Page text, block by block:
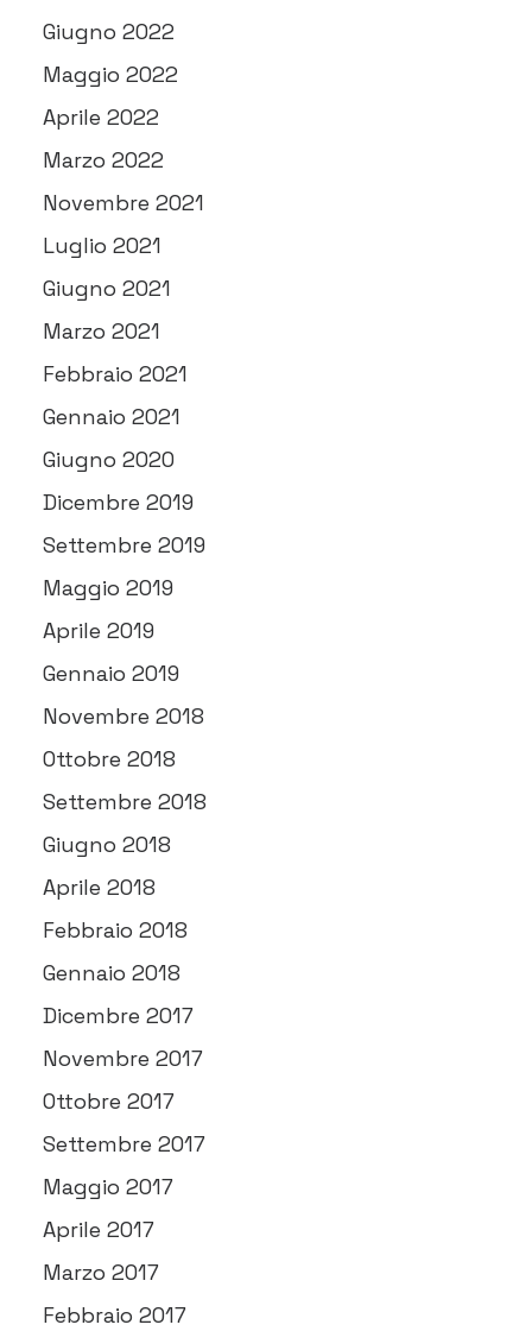
Giugno 2022
Maggio 2022
Aprile 2022
Marzo 2022
Novembre 2021
Luglio 2021
Giugno 2021
Marzo 2021
Febbraio 2021
Gennaio 2021
Giugno 2020
Dicembre 2019
Settembre 2019
Maggio 2019
Aprile 2019
Gennaio 2019
Novembre 2018
Ottobre 2018
Settembre 2018
Giugno 2018
Aprile 2018
Febbraio 2018
Gennaio 2018
Dicembre 2017
Novembre 2017
Ottobre 2017
Settembre 2017
Maggio 2017
Aprile 2017
Marzo 2017
Febbraio 2017